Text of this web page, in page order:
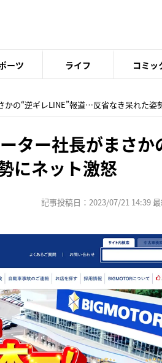
ーツ ライフ コミッ
の“逆ギレLINE”報道…反省なき呆れた姿
ター社長がまさか
にネット激怒
記事投稿日：2023/07/21 14:39